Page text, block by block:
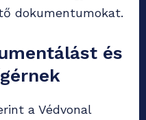
dokumentumokat.
és
a Védvonal